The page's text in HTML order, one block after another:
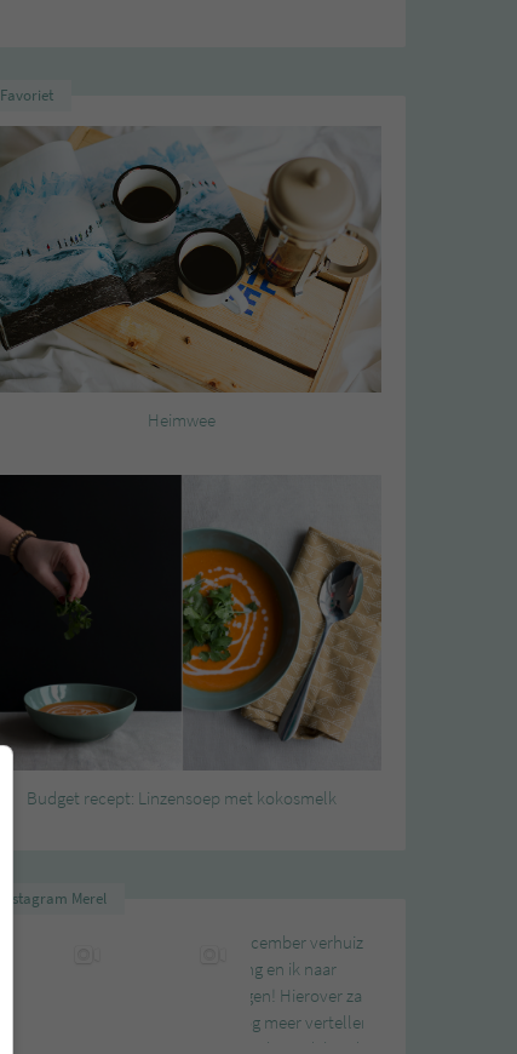
Favoriet
Heimwee
Budget recept: Linzensoep met kokosmelk
Instagram Merel